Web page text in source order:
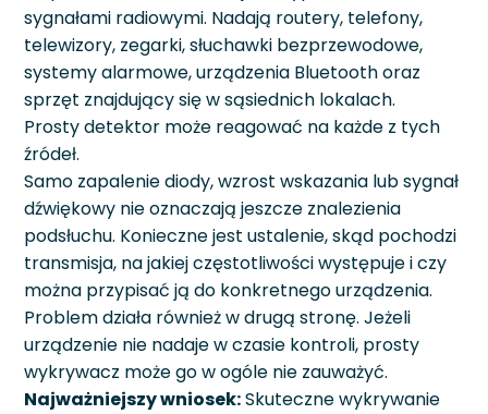
sygnałami radiowymi. Nadają routery, telefony,
telewizory, zegarki, słuchawki bezprzewodowe,
systemy alarmowe, urządzenia Bluetooth oraz
sprzęt znajdujący się w sąsiednich lokalach.
Prosty detektor może reagować na każde z tych
źródeł.
Samo zapalenie diody, wzrost wskazania lub sygnał
dźwiękowy nie oznaczają jeszcze znalezienia
podsłuchu. Konieczne jest ustalenie, skąd pochodzi
transmisja, na jakiej częstotliwości występuje i czy
można przypisać ją do konkretnego urządzenia.
Problem działa również w drugą stronę. Jeżeli
urządzenie nie nadaje w czasie kontroli, prosty
wykrywacz może go w ogóle nie zauważyć.
Najważniejszy wniosek:Skuteczne wykrywanie